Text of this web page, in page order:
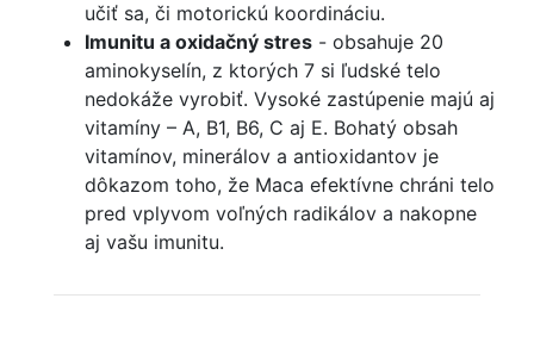
učiť sa, či motorickú koordináciu.
Imunitu a oxidačný stres - obsahuje 20
aminokyselín, z ktorých 7 si ľudské telo
nedokáže vyrobiť. Vysoké zastúpenie majú aj
vitamíny – A, B1, B6, C aj E. Bohatý obsah
vitamínov, minerálov a antioxidantov je
dôkazom toho, že Maca efektívne chráni telo
pred vplyvom voľných radikálov a nakopne
aj vašu imunitu.